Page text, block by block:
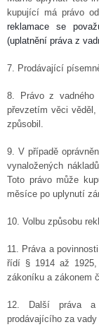
kupující má právo
reklamace se
(uplatnění práva z
7. Prodávající
8. Právo z vadného
převzetím věci
způsobil.
9. V případě
vynaložených
Toto právo může
měsíce po uplynutí
10. Volbu způsobu
11. Práva a
řídí § 1914 až
zákoníku a zákonem
12. Další práva a
prodávajícího za vady